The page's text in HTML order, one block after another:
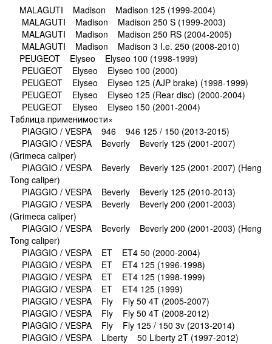
MALAGUTI Madison Madison 125 (1999-2004)
MALAGUTI Madison Madison 250 S (1999-2003)
MALAGUTI Madison Madison 250 RS (2004-2005)
MALAGUTI Madison Madison 3 I.e. 250 (2008-2010)
PEUGEOT Elyseo Elyseo 100 (1998-1999)
PEUGEOT Elyseo Elyseo 100 (2000)
PEUGEOT Elyseo Elyseo 125 (AJP brake) (1998-1999)
PEUGEOT Elyseo Elyseo 125 (Rear disc) (2000-2004)
PEUGEOT Elyseo Elyseo 150 (2001-2004)
Таблица применимости×
PIAGGIO / VESPA 946 946 125 / 150 (2013-2015)
PIAGGIO / VESPA Beverly Beverly 125 (2001-2007)
(Grimeca caliper)
PIAGGIO / VESPA Beverly Beverly 125 (2001-2007) (Heng
Tong caliper)
PIAGGIO / VESPA Beverly Beverly 125 (2010-2013)
PIAGGIO / VESPA Beverly Beverly 200 (2001-2003)
(Grimeca caliper)
PIAGGIO / VESPA Beverly Beverly 200 (2001-2003) (Heng
Tong caliper)
PIAGGIO / VESPA ET ET4 50 (2000-2004)
PIAGGIO / VESPA ET ET4 125 (1996-1998)
PIAGGIO / VESPA ET ET4 125 (1998-1999)
PIAGGIO / VESPA ET ET4 125 (1999)
PIAGGIO / VESPA Fly Fly 50 4T (2005-2007)
PIAGGIO / VESPA Fly Fly 50 4T (2008-2012)
PIAGGIO / VESPA Fly Fly 125 / 150 3v (2013-2014)
PIAGGIO / VESPA Liberty 50 Liberty 2T (1997-2012)